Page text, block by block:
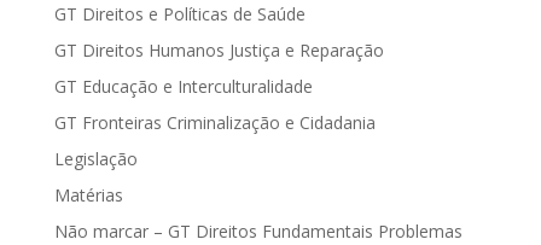
GT Direitos e Políticas de Saúde
GT Direitos Humanos Justiça e Reparação
GT Educação e Interculturalidade
GT Fronteiras Criminalização e Cidadania
Legislação
Matérias
Não marcar – GT Direitos Fundamentais Problemas